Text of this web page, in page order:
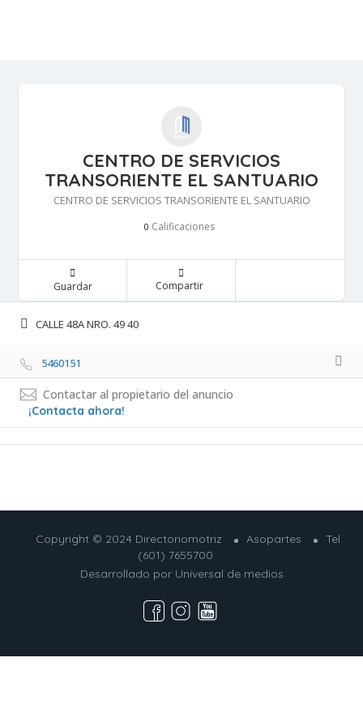
CENTRO DE SERVICIOS
TRANSORIENTE EL SANTUARIO
CENTRO DE SERVICIOS TRANSORIENTE EL SANTUARIO
0 Calificaciones
Guardar Compartir
CALLE 48A NRO. 49 40
5460151
Contactar al propietario del anuncio
¡Contacta ahora!
Copyright © 2024 Directoriomotriz Asopartes
Tel
(601) 7655700
Desarrollado por Universal de medios